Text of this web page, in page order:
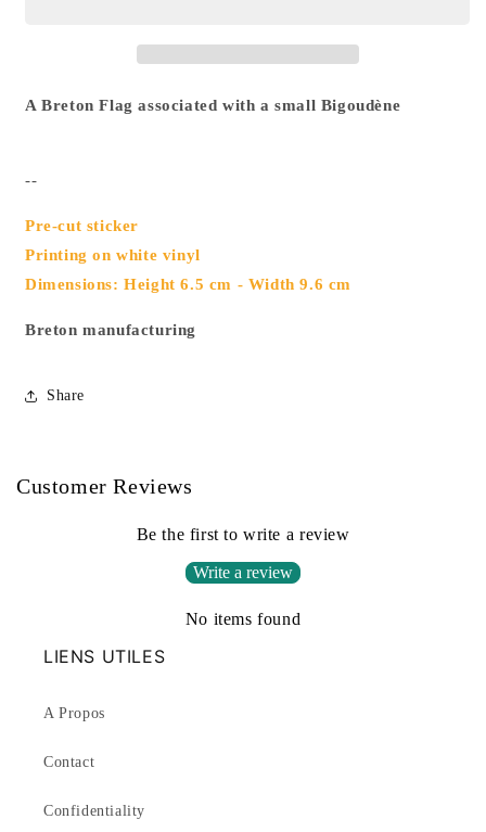
A Breton Flag associated with a small Bigoudène
--
Pre-cut sticker
Printing on white vinyl
Dimensions: Height 6.5 cm - Width 9.6 cm
Breton manufacturing
Share
Customer Reviews
Be the first to write a review
Write a review
No items found
LIENS UTILES
A Propos
Contact
Confidentiality